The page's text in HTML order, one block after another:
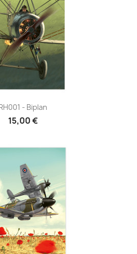
- Biplan
15,00 €